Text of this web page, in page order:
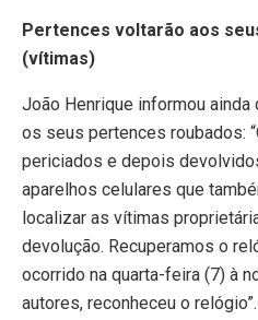
Pertences voltarão aos
(vítimas)
João Henrique informou
os seus pertences roubados:
periciados e depois
aparelhos celulares que
localizar as vítimas
devolução. Recuperamos o
ocorrido na quarta-feira (7) à
autores, reconheceu o relógio”.